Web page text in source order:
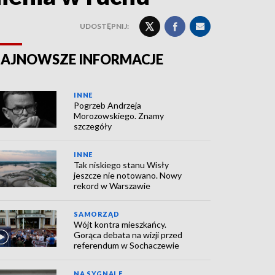
UDOSTĘPNIJ:
INFORMACJE
INNE
Pogrzeb Andrzeja
Morozowskiego. Znamy
szczegóły
INNE
Tak niskiego stanu Wisły
jeszcze nie notowano. Nowy
rekord w Warszawie
SAMORZĄD
Wójt kontra mieszkańcy.
Gorąca debata na wizji przed
referendum w Sochaczewie